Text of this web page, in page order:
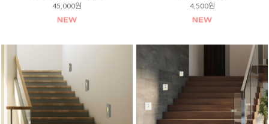
45,000원
4,500원